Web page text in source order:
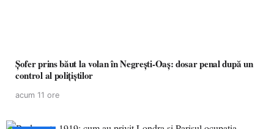
Șofer prins băut la volan în Negrești-Oaș: dosar penal după un
control al polițiștilor
acum 11 ore